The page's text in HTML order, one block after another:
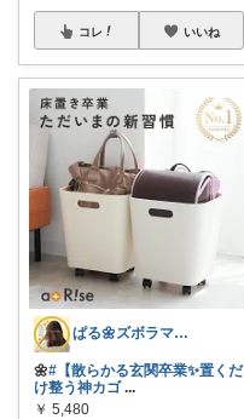
コレ いいね
ぱる🌼ズボラママのラク家事
🌼#【散らかる玄関卒業✨置くだ
け整う神カゴ ...
￥ 5,480